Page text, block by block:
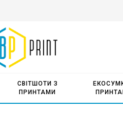
СВІТШОТИ З
ПРИНТАМИ